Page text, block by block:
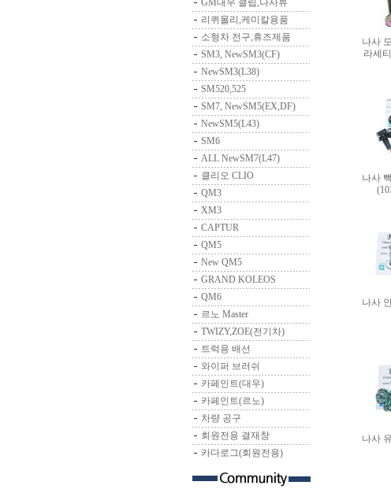
GM대우 클립,나사류
리퀴몰리,케미칼용품
소형차 전구,휴즈제품
SM3, NewSM3(CF)
NewSM3(L38)
SM520,525
SM7, NewSM5(EX,DF)
NewSM5(L43)
SM6
ALL NewSM7(L47)
클리오 CLIO
QM3
XM3
CAPTUR
QM5
New QM5
GRAND KOLEOS
QM6
르노 Master
TWIZY,ZOE(전기차)
트럭용 배선
와이퍼 브러쉬
카페인트(대우)
카페인트(르노)
차량 공구
회원전용 결재창
카다로그(회원전용)
나사
라세
나사
나사
나사